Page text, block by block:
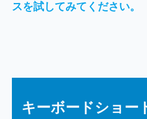
スを試してみてください。
キーボードショー